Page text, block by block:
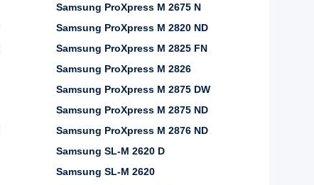
Samsung ProXpress M 2675 N
Samsung ProXpress M 2820 ND
Samsung ProXpress M 2825 FN
Samsung ProXpress M 2826
Samsung ProXpress M 2875 DW
Samsung ProXpress M 2875 ND
Samsung ProXpress M 2876 ND
Samsung SL-M 2620 D
Samsung SL-M 2620